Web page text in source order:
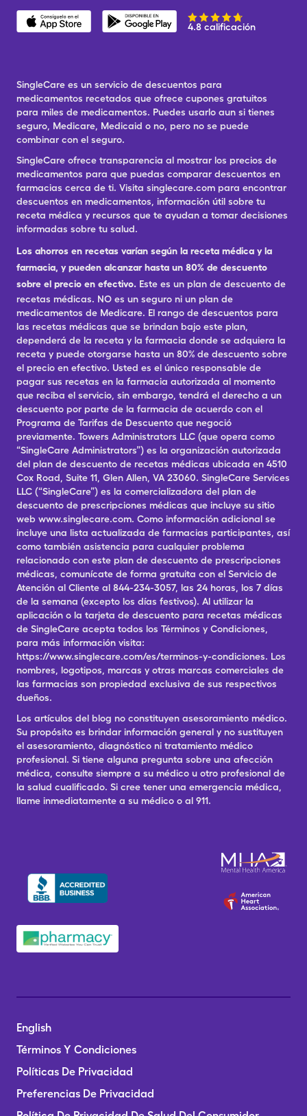
4.8 calificación
SingleCare es un servicio de descuentos para
medicamentos recetados que ofrece cupones gratuitos
para miles de medicamentos. Puedes usarlo aun si tienes
seguro, Medicare, Medicaid o no, pero no se puede
combinar con el seguro.
SingleCare ofrece transparencia al mostrar los precios de
medicamentos para que puedas comparar descuentos en
farmacias cerca de ti. Visita singlecare.com para encontrar
descuentos en medicamentos, información útil sobre tu
receta médica y recursos que te ayudan a tomar decisiones
informadas sobre tu salud.
Los ahorros en recetas varían según la receta médica y la
farmacia, y pueden alcanzar hasta un 80% de descuento
sobre el precio en efectivo. Este es un plan de descuento de
recetas médicas. NO es un seguro ni un plan de
medicamentos de Medicare. El rango de descuentos para
las recetas médicas que se brindan bajo este plan,
dependerá de la receta y la farmacia donde se adquiera la
receta y puede otorgarse hasta un 80% de descuento sobre
el precio en efectivo. Usted es el único responsable de
pagar sus recetas en la farmacia autorizada al momento
que reciba el servicio, sin embargo, tendrá el derecho a un
descuento por parte de la farmacia de acuerdo con el
Programa de Tarifas de Descuento que negoció
previamente. Towers Administrators LLC (que opera como
“SingleCare Administrators”) es la organización autorizada
del plan de descuento de recetas médicas ubicada en 4510
Cox Road, Suite 11, Glen Allen, VA 23060. SingleCare Services
LLC (“SingleCare”) es la comercializadora del plan de
descuento de prescripciones médicas que incluye su sitio
web www.singlecare.com. Como información adicional se
incluye una lista actualizada de farmacias participantes, así
como también asistencia para cualquier problema
relacionado con este plan de descuento de prescripciones
médicas, comunícate de forma gratuita con el Servicio de
Atención al Cliente al 844-234-3057, las 24 horas, los 7 días
de la semana (excepto los días festivos). Al utilizar la
aplicación o la tarjeta de descuento para recetas médicas
de SingleCare acepta todos los Términos y Condiciones,
para más información visita:
https://www.singlecare.com/es/terminos-y-condiciones. Los
nombres, logotipos, marcas y otras marcas comerciales de
las farmacias son propiedad exclusiva de sus respectivos
dueños.
Los artículos del blog no constituyen asesoramiento médico.
Su propósito es brindar información general y no sustituyen
el asesoramiento, diagnóstico ni tratamiento médico
profesional. Si tiene alguna pregunta sobre una afección
médica, consulte siempre a su médico u otro profesional de
la salud cualificado. Si cree tener una emergencia médica,
llame inmediatamente a su médico o al 911.
English
Términos Y Condiciones
Políticas De Privacidad
Preferencias De Privacidad